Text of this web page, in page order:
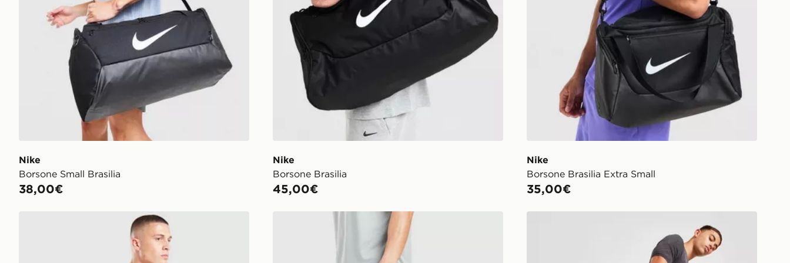
Nike
Borsone Small Brasilia
38,00€
Nike
Borsone Brasilia
45,00€
Nike
Borsone Brasilia Extra Small
35,00€
Nike Borsone Medium Brasilia